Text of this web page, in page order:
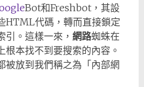
Bot和Freshbot，其設
HTML代碼，轉而直接鎖定
引。這樣一來， 網路蜘蛛在
根本找不到要搜索的內容。
被放到我們稱之為「內部網